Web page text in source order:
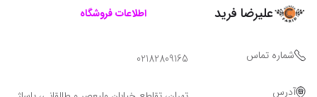
علیرضا فرید اطلاعات فروشگاه
شماره تماس 02182809165
آدرس